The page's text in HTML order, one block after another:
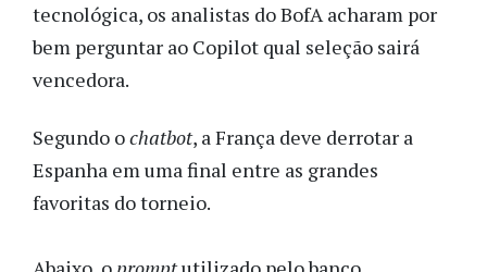
tecnológica, os analistas do BofA acharam por
bem perguntar ao Copilot qual seleção sairá
vencedora.
Segundo ochatbot, a França deve derrotar a
Espanha em uma final entre as grandes
favoritas do torneio.